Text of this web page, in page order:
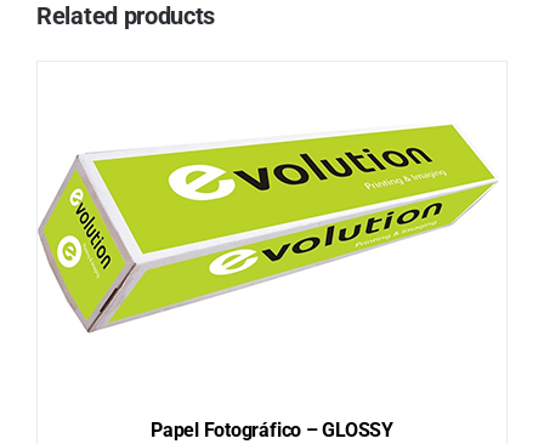
Related products
Papel Fotográfico – GLOSSY